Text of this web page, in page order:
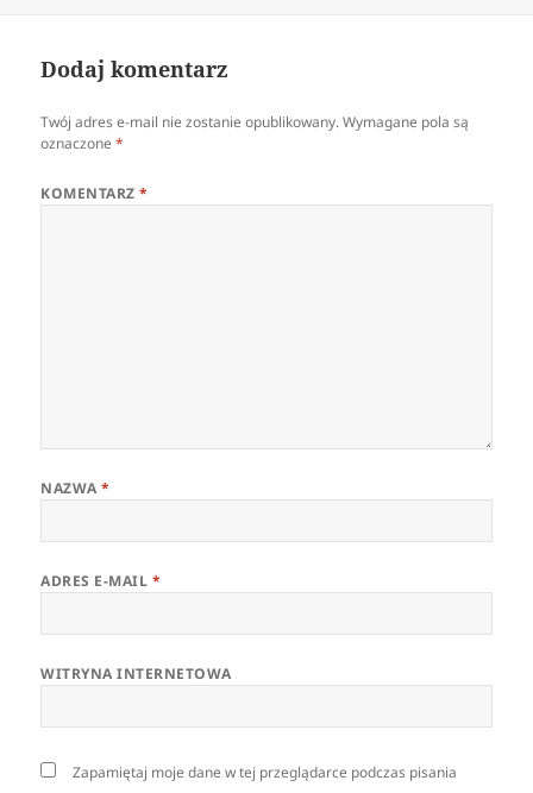
Dodaj komentarz
Twój adres e-mail nie zostanie opublikowany. Wymagane pola są
oznaczone*
KOMENTARZ*
NAZWA*
ADRES E-MAIL *
WITRYNA INTERNETOWA
Zapamiętaj moje dane w tej przeglądarce podczas pisania